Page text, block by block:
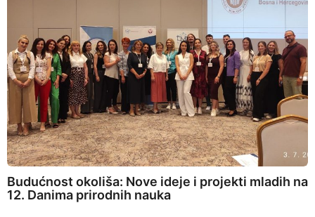
Budućnost okoliša: Nove ideje i projekti mladih na
12. Danima prirodnih nauka